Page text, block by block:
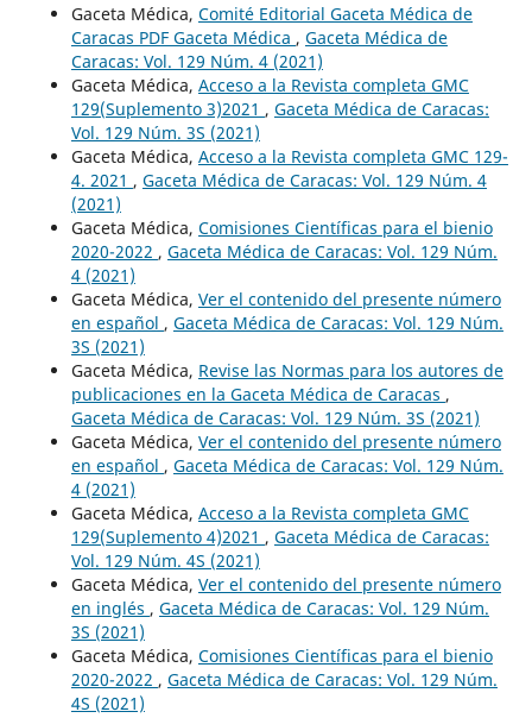
Gaceta Médica, Comité Editorial Gaceta Médica de
Caracas PDF Gaceta Médica , Gaceta Médica de
Caracas: Vol. 129 Núm. 4 (2021)
Gaceta Médica, Acceso a la Revista completa GMC
129(Suplemento 3)2021 , Gaceta Médica de Caracas:
Vol. 129 Núm. 3S (2021)
Gaceta Médica, Acceso a la Revista completa GMC 129-
4. 2021 , Gaceta Médica de Caracas: Vol. 129 Núm. 4
(2021)
Gaceta Médica, Comisiones Científicas para el bienio
2020-2022 , Gaceta Médica de Caracas: Vol. 129 Núm.
4 (2021)
Gaceta Médica, Ver el contenido del presente número
en español , Gaceta Médica de Caracas: Vol. 129 Núm.
3S (2021)
Gaceta Médica, Revise las Normas para los autores de
publicaciones en la Gaceta Médica de Caracas ,
Gaceta Médica de Caracas: Vol. 129 Núm. 3S (2021)
Gaceta Médica, Ver el contenido del presente número
en español , Gaceta Médica de Caracas: Vol. 129 Núm.
4 (2021)
Gaceta Médica, Acceso a la Revista completa GMC
129(Suplemento 4)2021 , Gaceta Médica de Caracas:
Vol. 129 Núm. 4S (2021)
Gaceta Médica, Ver el contenido del presente número
en inglés , Gaceta Médica de Caracas: Vol. 129 Núm.
3S (2021)
Gaceta Médica, Comisiones Científicas para el bienio
2020-2022 , Gaceta Médica de Caracas: Vol. 129 Núm.
4S (2021)